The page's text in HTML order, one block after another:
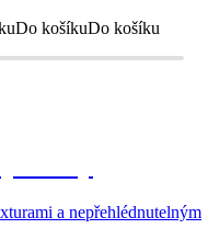
Do košíkuDo košíku
a nepřehlédnutelným